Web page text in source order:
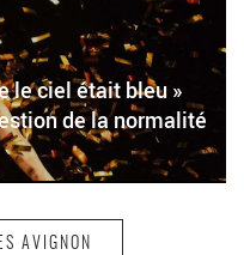
le ciel était bleu »
de la normalité
AVIGNON